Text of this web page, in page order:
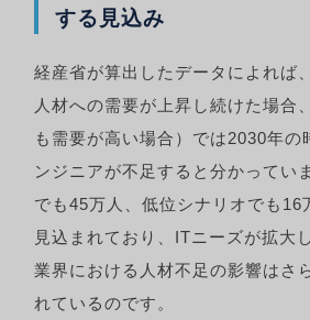
する見込み
経産省が算出したデータによれば
人材への需要が上昇し続けた場合
も需要が高い場合）では2030年の
ンジニアが不足すると分かってい
でも45万人、低位シナリオでも16
見込まれており、ITニーズが拡大
業界における人材不足の影響はさ
れているのです。